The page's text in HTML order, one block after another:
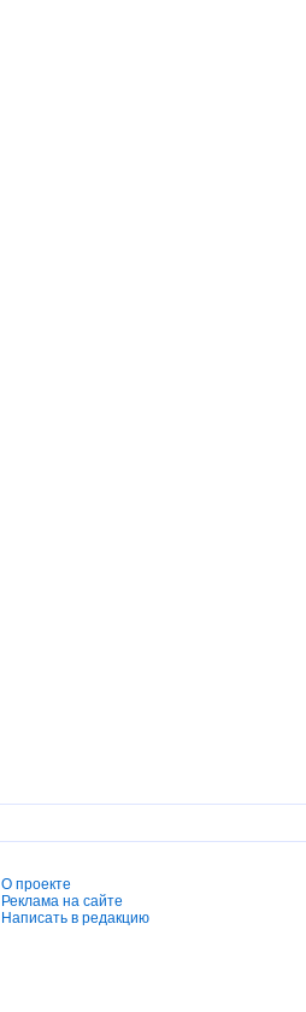
О проекте
Реклама на сайте
Написать в редакцию